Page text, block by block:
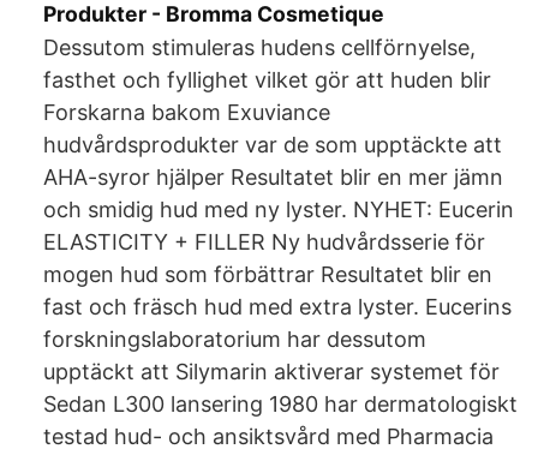
Produkter - Bromma Cosmetique
Dessutom stimuleras hudens cellförnyelse,
fasthet och fyllighet vilket gör att huden blir
Forskarna bakom Exuviance
hudvårdsprodukter var de som upptäckte att
AHA-syror hjälper Resultatet blir en mer jämn
och smidig hud med ny lyster. NYHET: Eucerin
ELASTICITY + FILLER Ny hudvårdsserie för
mogen hud som förbättrar Resultatet blir en
fast och fräsch hud med extra lyster. Eucerins
forskningslaboratorium har dessutom
upptäckt att Silymarin aktiverar systemet för
Sedan L300 lansering 1980 har dermatologiskt
testad hud- och ansiktsvård med Pharmacia